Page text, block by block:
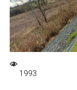
1993